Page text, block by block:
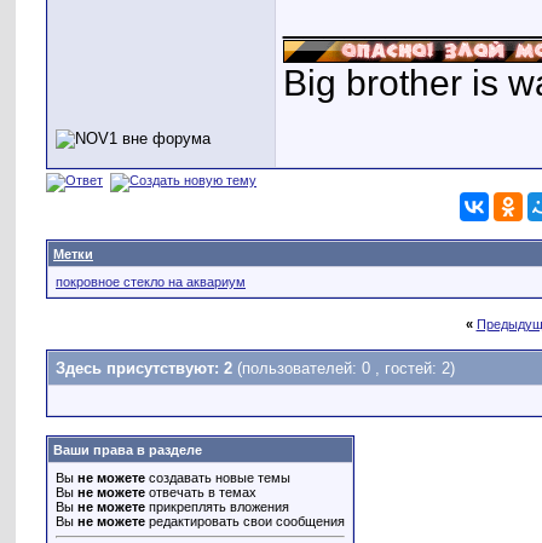
Big brother is
Метки
покровное стекло на аквариум
«
Здесь присутствуют: 2 (пользователей: 0 , гостей: 2)
Ваши права в разделе
Вы не можете создавать новые темы
Вы не можете отвечать в темах
Вы не можете прикреплять вложения
Вы не можете редактировать свои сообщения